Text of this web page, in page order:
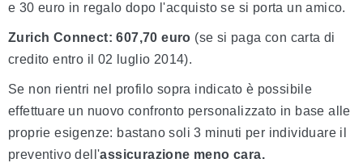
e 30 euro in regalo dopo l'acquisto se si porta un amico.
Zurich Connect: 607,70 euro (se si paga con carta di
credito entro il 02 luglio 2014).
Se non rientri nel profilo sopra indicato è possibile
effettuare un nuovo confronto personalizzato in base alle
proprie esigenze: bastano soli 3 minuti per individuare il
preventivo dell'assicurazione meno cara.